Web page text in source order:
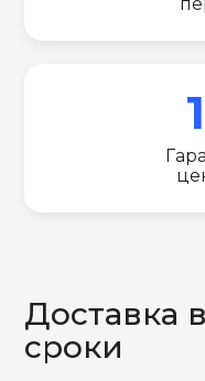
Доставка
сроки